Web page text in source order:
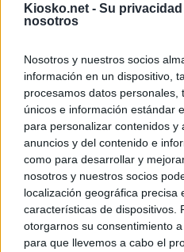
Kiosko.net - Su
nosotros
Nosotros y nuestros socios
información en un dispositivo,
procesamos datos personales,
únicos e información estándar
para personalizar contenidos y
anuncios y del contenido e
como para desarrollar y
nosotros y nuestros socios
localización geográfica precisa
características de dispositivos.
otorgarnos su consentimiento
para que llevemos a cabo el
© Kiosko.net Aviso Legal